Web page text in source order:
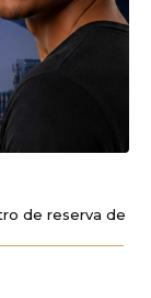
de reserva de